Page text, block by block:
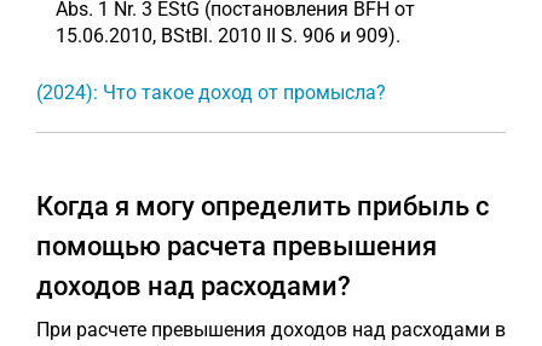
Abs. 1 Nr. 3 EStG (постановления BFH от
15.06.2010, BStBl. 2010 II S. 906 и 909).
(2024): Что такое доход от промысла?
Когда я могу определить прибыль с
помощью расчета превышения
доходов над расходами?
При расчете превышения доходов над расходами в